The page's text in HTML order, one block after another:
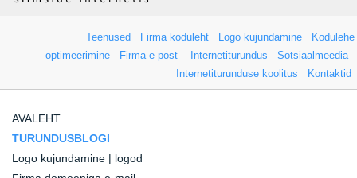
Teenused Firma koduleht Logo kujundamine
Kodulehe
optimeerimine
Firma e-post Internetiturundus
Sotsiaalmeedia
Internetiturunduse koolitus
Kontaktid
AVALEHT
TURUNDUSBLOGI
Logo kujundamine | logod